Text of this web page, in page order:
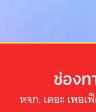
ช่องท
หจก. เดอะ เพอเ